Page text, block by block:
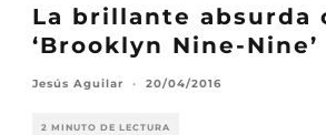
La brillante absurda
‘Brooklyn Nine-Nine’
Jesús Aguilar · 20/04/2016
2 MINUTO DE LECTURA